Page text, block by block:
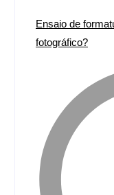
Ensaio de
fotográfico?